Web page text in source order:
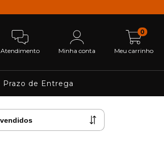
Atendimento Minha conta Meu carrinho
0
Prazo de Entrega